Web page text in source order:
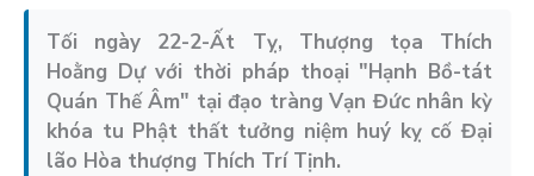
Tối ngày 22-2-Ất Tỵ, Thượng tọa Thích
Hoằng Dự với thời pháp thoại "Hạnh Bồ-tát
Quán Thế Âm" tại đạo tràng Vạn Đức nhân kỳ
khóa tu Phật thất tưởng niệm huý kỵ cố Đại
lão Hòa thượng Thích Trí Tịnh.